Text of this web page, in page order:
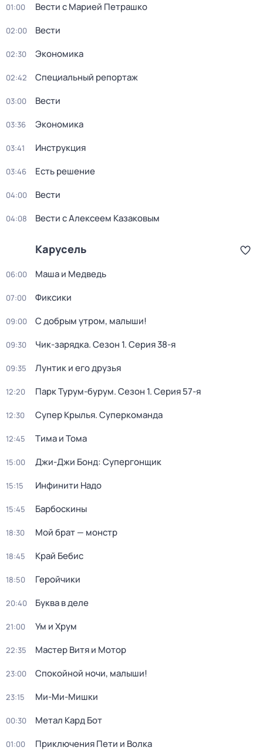
01:00 Вести с Марией Петрашко
02:00 Вести
02:30 Экономика
02:42 Специальный репортаж
03:00 Вести
03:36 Экономика
03:41 Инструкция
03:46 Есть решение
04:00 Вести
04:08 Вести с Алексеем Казаковым
Карусель
06:00 Маша и Медведь
07:00 Фиксики
09:00 С добрым утром, малыши!
09:30 Чик-зарядка. Сезон 1. Серия 38-я
09:35 Лунтик и его друзья
12:20 Парк Турум-бурум. Сезон 1. Серия 57-я
12:30 Супер Крылья. Суперкоманда
12:45 Тима и Тома
15:00 Джи-Джи Бонд: Супергонщик
15:15 Инфинити Надо
15:45 Барбоскины
18:30 Мой брат — монстр
18:45 Край Бебис
18:50 Геройчики
20:40 Буква в деле
21:00 Ум и Хрум
22:35 Мастер Витя и Мотор
23:00 Спокойной ночи, малыши!
23:15 Ми-Ми-Мишки
00:30 Метал Кард Бот
01:00 Приключения Пети и Волка